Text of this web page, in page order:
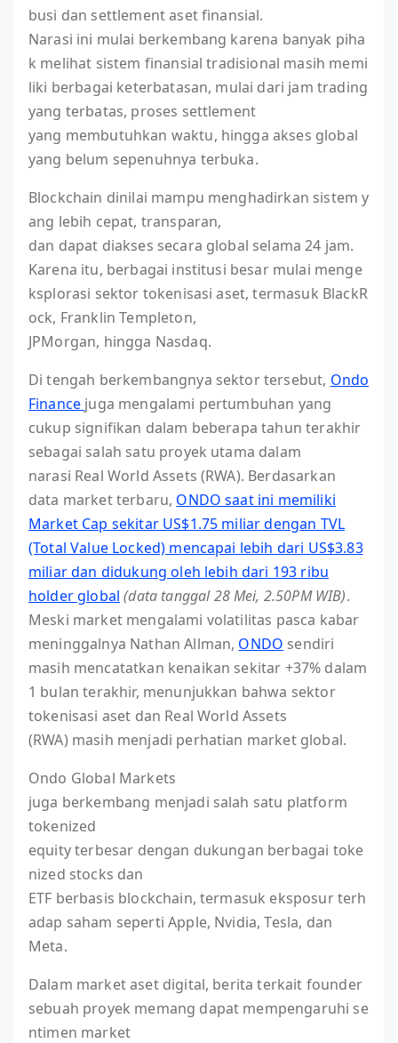
busi dan settlement aset finansial.
Narasi ini mulai berkembang karena banyak piha
k melihat sistem finansial tradisional masih memi
liki berbagai keterbatasan, mulai dari jam trading
yang terbatas, proses settlement
yang membutuhkan waktu, hingga akses global
yang belum sepenuhnya terbuka.
Blockchain dinilai mampu menghadirkan sistem y
ang lebih cepat, transparan,
dan dapat diakses secara global selama 24 jam.
Karena itu, berbagai institusi besar mulai menge
ksplorasi sektor tokenisasi aset, termasuk BlackR
ock, Franklin Templeton,
JPMorgan, hingga Nasdaq.
Di tengah berkembangnya sektor tersebut, Ondo
Finance juga mengalami pertumbuhan yang
cukup signifikan dalam beberapa tahun terakhir
sebagai salah satu proyek utama dalam
narasi Real World Assets (RWA). Berdasarkan
data market terbaru, ONDO saat ini memiliki
Market Cap sekitar US$1.75 miliar dengan TVL
(Total Value Locked) mencapai lebih dari US$3.83
miliar dan didukung oleh lebih dari 193 ribu
holder global (data tanggal 28 Mei, 2.50PM WIB).
Meski market mengalami volatilitas pasca kabar
meninggalnya Nathan Allman, ONDO sendiri
masih mencatatkan kenaikan sekitar +37% dalam
1 bulan terakhir, menunjukkan bahwa sektor
tokenisasi aset dan Real World Assets
(RWA) masih menjadi perhatian market global.
Ondo Global Markets
juga berkembang menjadi salah satu platform
tokenized
equity terbesar dengan dukungan berbagai toke
nized stocks dan
ETF berbasis blockchain, termasuk eksposur terh
adap saham seperti Apple, Nvidia, Tesla, dan
Meta.
Dalam market aset digital, berita terkait founder
sebuah proyek memang dapat mempengaruhi se
ntimen market